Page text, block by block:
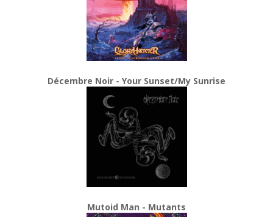
Décembre Noir - Your Sunset/My Sunrise
Mutoid Man - Mutants